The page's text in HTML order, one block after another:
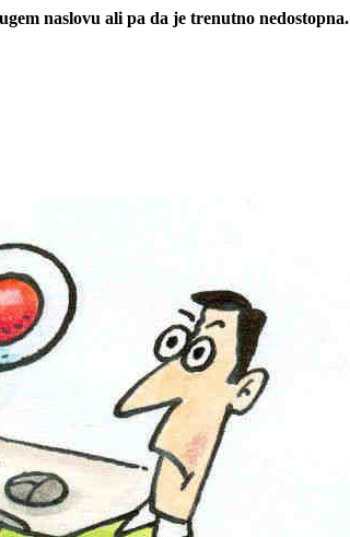
naslovu ali pa da je trenutno nedostopna.